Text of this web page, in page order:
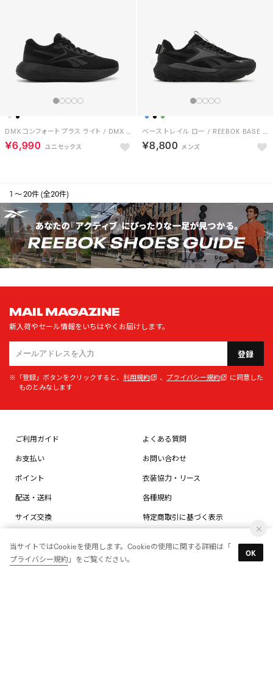
DMX コンフォート プラス ライト / DMX COMFORT + LITE （ブラック）
￥6,990
ベース トレイル ロー / REEBOK BASE TRAIL LOW （ブラック）
￥8,800
1 ～ 20件 (全20件)
MAIL MAGAZINE
新入荷やセール情報をいちはやくお届けします。
登録
※「登録」ボタンをクリックすると、 利用規約 、 プライバシー規約
に同意した
ものとみなします
ご利用ガイド
お支払い
ポイント
配送・送料
サイズ交換
店舗受取り
よくある質問
お問い合わせ
衣装協力・リース
各種規約
特定商取引に基づく表示
当サイトではCookieを使用します。Cookieの使用に関する詳細は「
プライバシー規約 」をご覧ください。
OK